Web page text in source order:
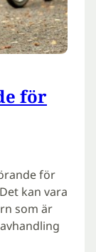
för
för
kan vara
som är